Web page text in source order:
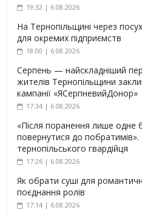
19:32 | 6.08.2026
На Тернопільщині через
для окремих підприємств
18:00 | 6.08.2026
Серпень — найскладніший
жителів Тернопільщини
кампанії «ЯСерпневийДонор»
17:34 | 6.08.2026
«Після поранення лише одне
повернутися до побратимів».
тернопільського гвардійця
17:26 | 6.08.2026
Як обрати суші для
поєднання ролів
17:14 | 6.08.2026